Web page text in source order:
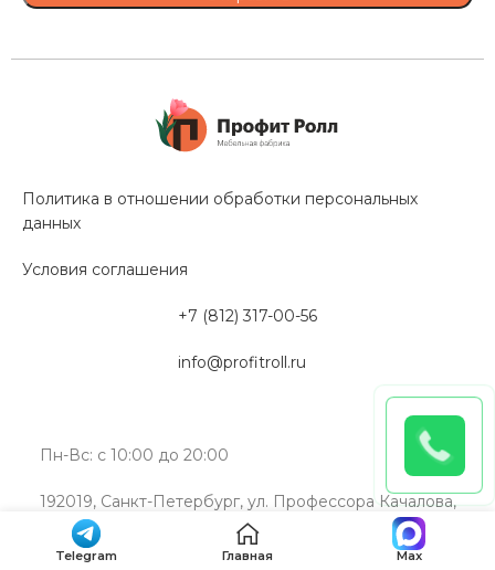
Политика в отношении обработки персональных
данных
Условия соглашения
+7 (812) 317-00-56
info@profitroll.ru
Пн-Вс: с 10:00 до 20:00
192019, Санкт-Петербург, ул. Профессора Качалова,
дом 11А, литера “Э”
Главная
Telegram Max